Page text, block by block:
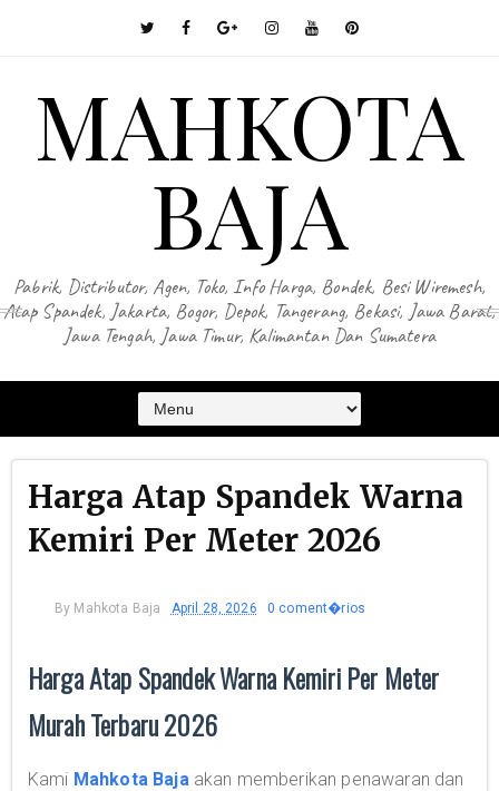
MAHKOTA
BAJA
Pabrik, Distributor, Agen, Toko, Info Harga, Bondek, Besi Wiremesh,
Atap Spandek, Jakarta, Bogor, Depok, Tangerang, Bekasi, Jawa Barat,
Jawa Tengah, Jawa Timur, Kalimantan Dan Sumatera
Harga Atap Spandek Warna
Kemiri Per Meter 2026
By Mahkota Baja April 28, 2026 0 coment�rios
Harga Atap Spandek Warna Kemiri Per Meter
Murah Terbaru 2026
Kami Mahkota Bajaakan memberikan penawaran dan